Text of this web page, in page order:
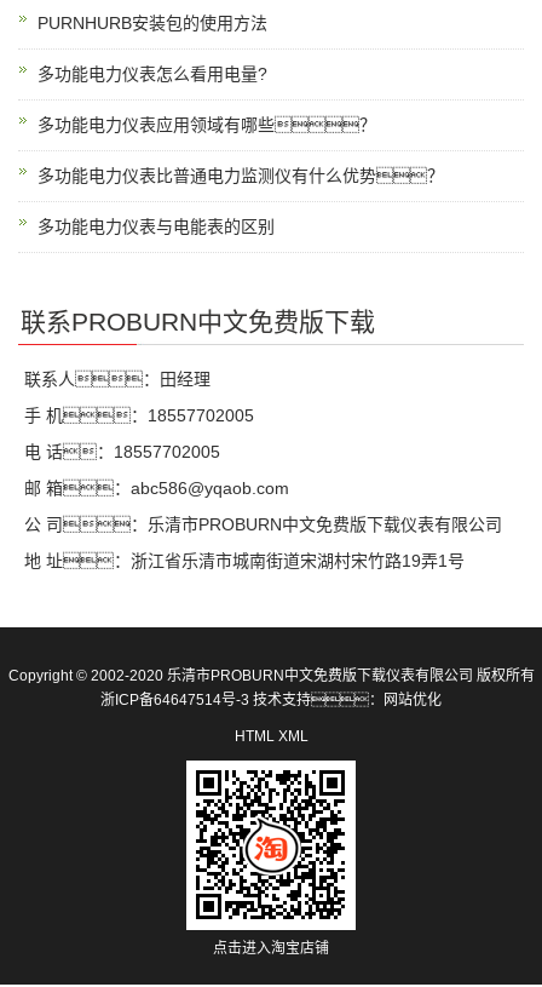
PURNHURB安装包的使用方法
多功能电力仪表怎么看用电量?
多功能电力仪表应用领域有哪些？
多功能电力仪表比普通电力监测仪有什么优势？
多功能电力仪表与电能表的区别
联系PROBURN中文免费版下载
联系人：田经理
手 机：18557702005
电 话：18557702005
邮 箱：abc586@yqaob.com
公 司：乐清市PROBURN中文免费版下载仪表有限公司
地 址：浙江省乐清市城南街道宋湖村宋竹路19弄1号
Copyright © 2002-2020 乐清市PROBURN中文免费版下载仪表有限公司 版权所有
浙ICP备64647514号-3 技术支持： 网站优化
HTML XML
点击进入淘宝店铺